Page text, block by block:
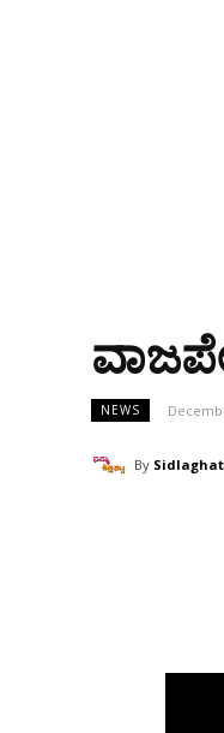
NEWS
By